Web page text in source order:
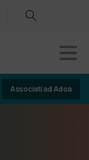
Associati ad Adoa